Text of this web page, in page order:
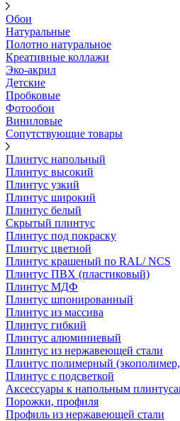
Обои
Натуральные
Полотно натуральное
Креативные коллажи
Эко-акрил
Детские
Пробковые
Фотообои
Виниловые
Сопутствующие товары
Плинтус напольный
Плинтус высокий
Плинтус узкий
Плинтус широкий
Плинтус белый
Скрытый плинтус
Плинтус под покраску
Плинтус цветной
Плинтус крашеный по RAL/ NCS
Плинтус ПВХ (пластиковый)
Плинтус МДФ
Плинтус шпонированный
Плинтус из массива
Плинтус гибкий
Плинтус алюминиевый
Плинтус из нержавеющей стали
Плинтус полимерный
Плинтус с подсветкой
Аксессуары к напольным
Порожки, профиля
Профиль из нержавеющей стали